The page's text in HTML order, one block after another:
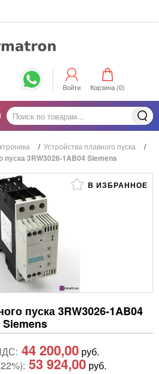
Войти Корзина (0)
/ Устройства плавного пуска /
пуска 3RW3026-1AB04 Siemens
В ИЗБРАННОЕ
пуска 3RW3026-1AB04
Siemens
44 200,00руб.
53 924,00 руб.